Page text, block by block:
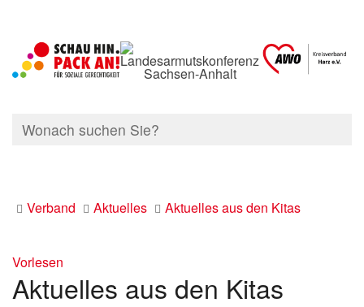
Verband Aktuelles Aktuelles aus den Kitas
Vorlesen
Aktuelles aus den Kitas